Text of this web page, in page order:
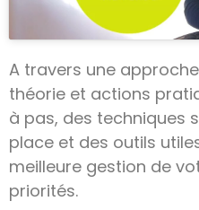
A travers une
théorie et actions
à pas, des techniques
place et des outils
meilleure gestion de
priorités.